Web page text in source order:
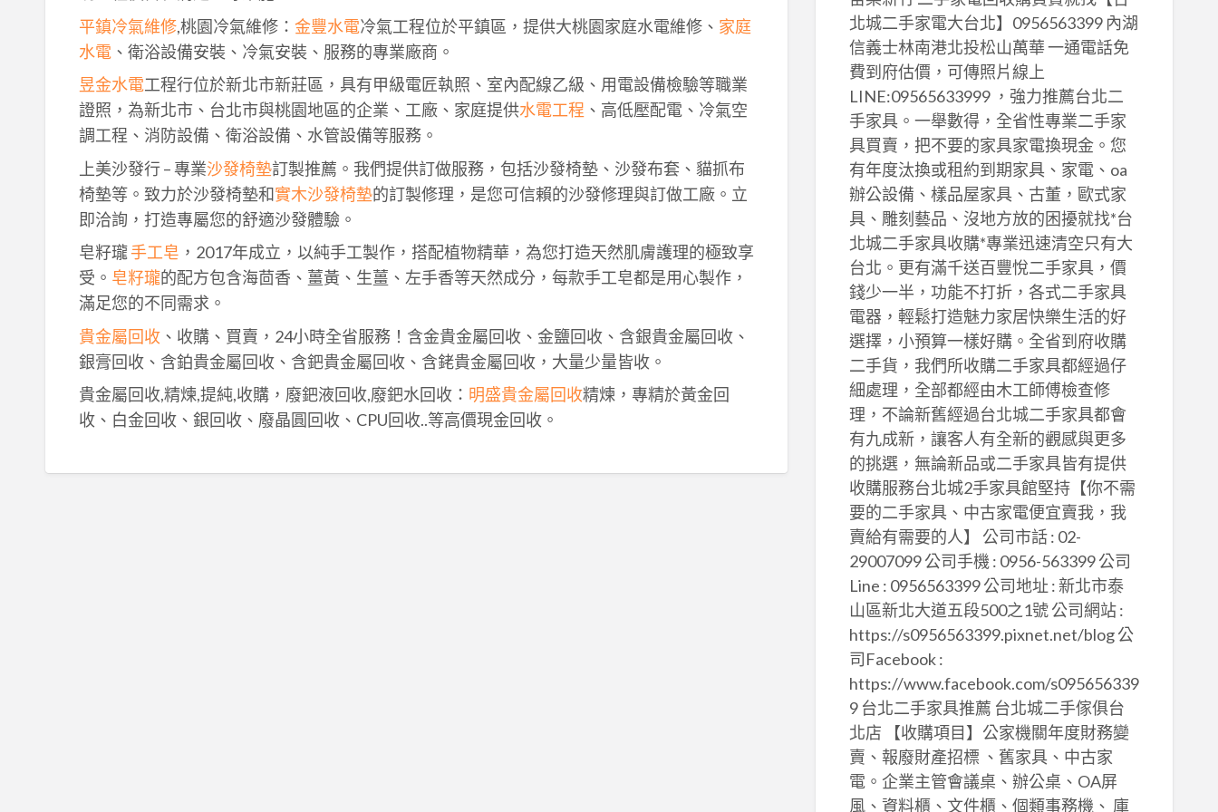
平鎮冷氣維修,桃園冷氣維修： 金豐水電冷氣工程位於平鎮區，提供大桃園家庭水電維修、 家庭
水電、衛浴設備安裝、冷氣安裝、服務的專業廠商。
昱金水電工程行位於新北市新莊區，具有甲級電匠執照、室內配線乙級、用電設備檢驗等職業
證照，為新北市、台北市與桃園地區的企業、工廠、家庭提供水電工程 、高低壓配電、冷氣空
調工程、消防設備、衛浴設備、水管設備等服務。
上美沙發行 – 專業沙發椅墊訂製推薦。我們提供訂做服務，包括沙發椅墊、沙發布套、貓抓布
椅墊等。致力於沙發椅墊和實木沙發椅墊的訂製修理，是您可信賴的沙發修理與訂做工廠。立
即洽詢，打造專屬您的舒適沙發體驗。
皂籽瓏手工皂 ，2017年成立，以純手工製作，搭配植物精華，為您打造天然肌膚護理的極致享
受。 皂籽瓏的配方包含海茴香、薑黃、生薑、左手香等天然成分，每款手工皂都是用心製作，
滿足您的不同需求。
貴金屬回收、收購、買賣，24小時全省服務！含金貴金屬回收、金鹽回收、含銀貴金屬回收、
銀膏回收、含鉑貴金屬回收、含鈀貴金屬回收、含銠貴金屬回收，大量少量皆收。
貴金屬回收,精煉,提純,收購，廢鈀液回收,廢鈀水回收： 明盛貴金屬回收精煉，專精於黃金回
收、白金回收、銀回收、廢晶圓回收、CPU回收..等高價現金回收。
北城二手家電大台北】0956563399 內湖
信義士林南港北投松山萬華 一通電話免
費到府估價，可傳照片線上
LINE:09565633999 ，強力推薦台北二
手家具。一舉數得，全省性專業二手家
具買賣，把不要的家具家電換現金。您
有年度汰換或租約到期家具、家電、oa
辦公設備、樣品屋家具、古董，歐式家
具、雕刻藝品、沒地方放的困擾就找*台
北城二手家具收購*專業迅速清空只有大
台北。更有滿千送百豐悅二手家具，價
錢少一半，功能不打折，各式二手家具
電器，輕鬆打造魅力家居快樂生活的好
選擇，小預算一樣好購。全省到府收購
二手貨，我們所收購二手家具都經過仔
細處理，全部都經由木工師傅檢查修
理，不論新舊經過台北城二手家具都會
有九成新，讓客人有全新的觀感與更多
的挑選，無論新品或二手家具皆有提供
收購服務台北城2手家具館堅持【你不需
要的二手家具、中古家電便宜賣我，我
賣給有需要的人】 公司市話 : 02-
29007099 公司手機 : 0956-563399 公司
Line : 0956563399 公司地址 : 新北市泰
山區新北大道五段500之1號 公司網站 :
https://s0956563399.pixnet.net/blog 公
司Facebook :
https://www.facebook.com/s095656339
9 台北二手家具推薦 台北城二手傢俱台
北店 【收購項目】公家機關年度財務變
賣、報廢財產招標 、舊家具、中古家
電。企業主管會議桌、辦公桌、OA屏
風、資料櫃、文件櫃、個類事務機、 庫